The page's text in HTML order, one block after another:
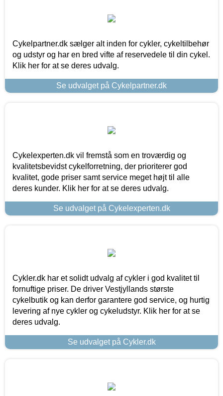
Cykelpartner.dk sælger alt inden for cykler, cykeltilbehør
og udstyr og har en bred vifte af reservedele til din cykel.
Klik her for at se deres udvalg.
Se udvalget på Cykelpartner.dk
Cykelexperten.dk vil fremstå som en troværdig og
kvalitetsbevidst cykelforretning, der prioriterer god
kvalitet, gode priser samt service meget højt til alle
deres kunder. Klik her for at se deres udvalg.
Se udvalget på Cykelexperten.dk
Cykler.dk har et solidt udvalg af cykler i god kvalitet til
fornuftige priser. De driver Vestjyllands største
cykelbutik og kan derfor garantere god service, og hurtig
levering af nye cykler og cykeludstyr. Klik her for at se
deres udvalg.
Se udvalget på Cykler.dk